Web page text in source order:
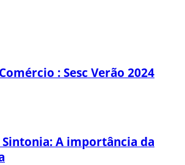
: Sesc Verão 2024
Sintonia: A importância da